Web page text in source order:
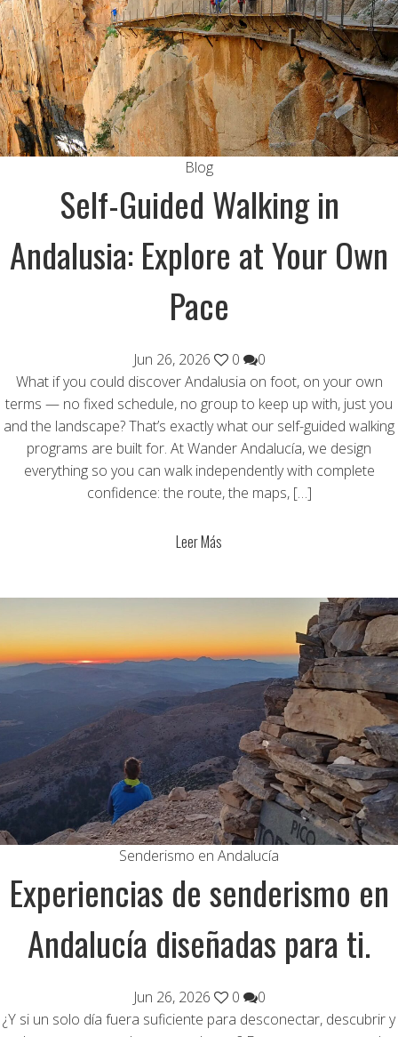
Blog
Self-Guided Walking in
Andalusia: Explore at Your Own
Pace
Jun 26, 2026 0
0
What if you could discover Andalusia on foot, on your own
terms — no fixed schedule, no group to keep up with, just you
and the landscape? That’s exactly what our self-guided walking
programs are built for. At Wander Andalucía, we design
everything so you can walk independently with complete
confidence: the route, the maps, […]
Leer Más
Senderismo en Andalucía
Experiencias de senderismo en
Andalucía diseñadas para ti.
Jun 26, 2026 0
0
¿Y si un solo día fuera suficiente para desconectar, descubrir y